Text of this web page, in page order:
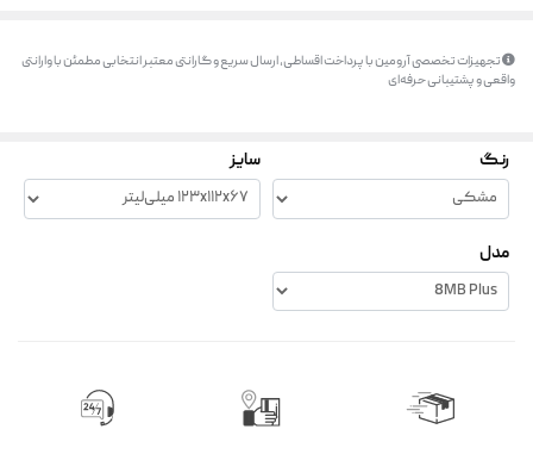
تجهیزات تخصصی آرومین با پرداخت اقساطی، ارسال سریع و گارانتی معتبر انتخابی مطمئن با وارانتی
واقعی و پشتیبانی حرفه‌ای
رنگ سایز
مدل